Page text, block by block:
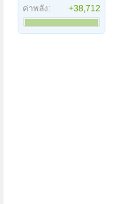
ค่าพลัง:
+38,712